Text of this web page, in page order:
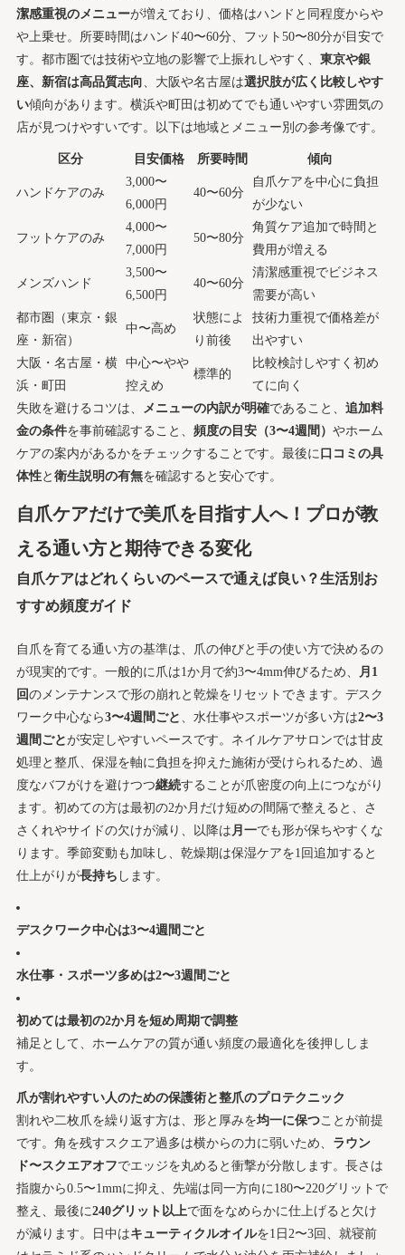
予約で迷わない！押さえておくべきメニュー名や
オプション選び
ネイルケアサロン選びの疑問を全部解消！よくある悩み
一挙回答集
料金・来店ペース・施術の痛み…みんなが気にな
るQ&Aを総まとめ
潔感重視のメニューが増えており、価格はハンドと同程度からや
や上乗せ。所要時間はハンド40〜60分、フット50〜80分が目安で
す。都市圏では技術や立地の影響で上振れしやすく、 東京や銀
座、新宿は高品質志向、大阪や名古屋は選択肢が広く比較しやす
い傾向があります。横浜や町田は初めてでも通いやすい雰囲気の
店が見つけやすいです。以下は地域とメニュー別の参考像です。
区分 目安価格 所要時間 傾向
ハンドケアのみ
3,000〜
6,000円
40〜60分
自爪ケアを中心に負担
が少ない
フットケアのみ
4,000〜
7,000円
50〜80分
角質ケア追加で時間と
費用が増える
メンズハンド
3,500〜
6,500円
40〜60分
清潔感重視でビジネス
需要が高い
都市圏（東京・銀
座・新宿）
中〜高め
状態によ
り前後
技術力重視で価格差が
出やすい
大阪・名古屋・横
浜・町田
中心〜やや
控えめ
標準的
比較検討しやすく初め
てに向く
失敗を避けるコツは、 メニューの内訳が明確であること、 追加料
金の条件を事前確認すること、 頻度の目安（3〜4週間） やホーム
ケアの案内があるかをチェックすることです。最後に 口コミの具
体性と 衛生説明の有無を確認すると安心です。
自爪ケアだけで美爪を目指す人へ！プロが教
える通い方と期待できる変化
自爪ケアはどれくらいのペースで通えば良い？生活別お
すすめ頻度ガイド
自爪を育てる通い方の基準は、爪の伸びと手の使い方で決めるの
が現実的です。一般的に爪は1か月で約3〜4mm伸びるため、
月1
回のメンテナンスで形の崩れと乾燥をリセットできます。デスク
ワーク中心なら3〜4週間ごと 、水仕事やスポーツが多い方は2〜3
週間ごとが安定しやすいペースです。ネイルケアサロンでは甘皮
処理と整爪、保湿を軸に負担を抑えた施術が受けられるため、過
度なバフがけを避けつつ継続することが爪密度の向上につながり
ます。初めての方は最初の2か月だけ短めの間隔で整えると、さ
さくれやサイドの欠けが減り、以降は 月一でも形が保ちやすくな
ります。季節変動も加味し、乾燥期は保湿ケアを1回追加すると
仕上がりが長持ち します。
デスクワーク中心は3〜4週間ごと
水仕事・スポーツ多めは2〜3週間ごと
初めては最初の2か月を短め周期で調整
補足として、ホームケアの質が通い頻度の最適化を後押ししま
す。
爪が割れやすい人のための保護術と整爪のプロテクニック
割れや二枚爪を繰り返す方は、形と厚みを均一に保つことが前提
です。角を残すスクエア過多は横からの力に弱いため、 ラウン
ド〜スクエアオフでエッジを丸めると衝撃が分散します。長さは
指腹から0.5〜1mmに抑え、先端は同一方向に180〜220グリットで
整え、最後に240グリット以上で面をなめらかに仕上げると欠け
が減ります。日中はキューティクルオイルを1日2〜3回、就寝前